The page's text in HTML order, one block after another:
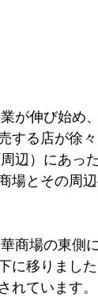
が伸び始め
る店が徐々
辺）にあっ
場とその周辺
商場の東側
に移りまし
れています。